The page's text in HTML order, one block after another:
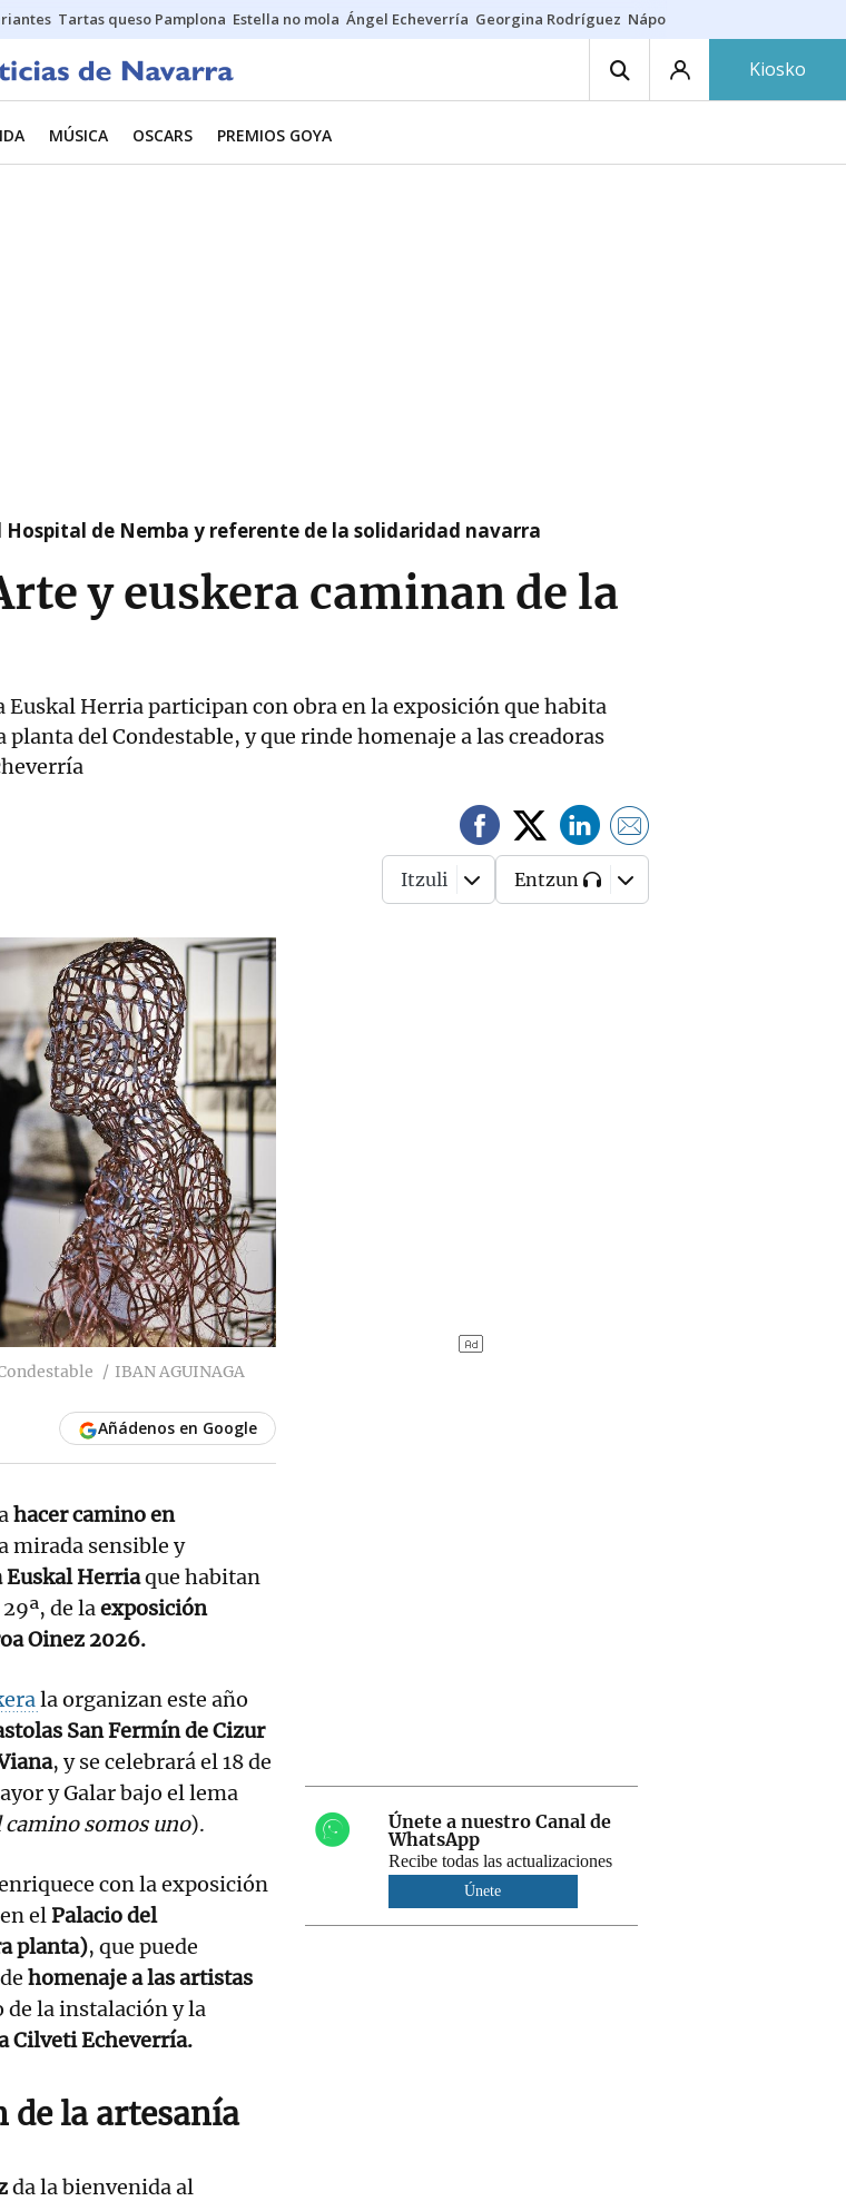
Tartas queso Pamplona Estella no mola Ángel Echeverría Georgina Rodríguez Nápoles - Osasuna
Kiosko
MÚSICA OSCARS PREMIOS GOYA
Hospital de Nemba y referente de la solidaridad navarra
y euskera caminan de la
Herria participan con obra en la exposición que habita
planta del Condestable, y que rinde homenaje a las creadoras
Itzuli Entzun
IBAN AGUINAGA
Añádenos en Google
hacer camino en
mirada sensible y
Euskal Herriaque habitan
de laexposición
Oinez 2026.
la organizan este año
San Fermín de Cizur
, y se celebrará el 18 de
y Galar bajo el lema
camino somos uno).
con la exposición
elPalacio del
planta), que puede
homenaje a las artistas
de la instalación y la
Cilveti Echeverría.
de la artesanía
da la bienvenida al
Únete a nuestro Canal de
WhatsApp
Recibe todas las actualizaciones
Únete